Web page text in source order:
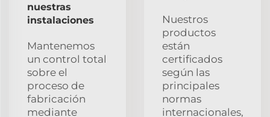
nuestras
instalaciones
Mantenemos
un control total
sobre el
proceso de
fabricación
mediante
Nuestros
productos
están
certificados
según las
principales
normas
internacionales,